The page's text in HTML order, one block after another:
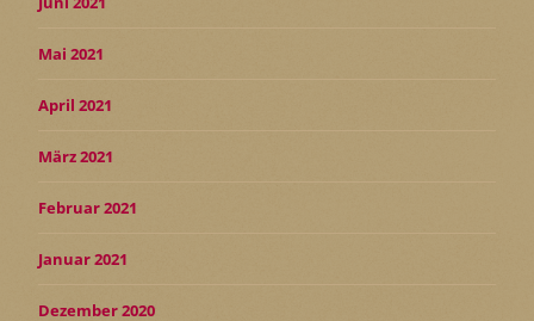
Mai 2021
April 2021
März 2021
Februar 2021
Januar 2021
Dezember 2020